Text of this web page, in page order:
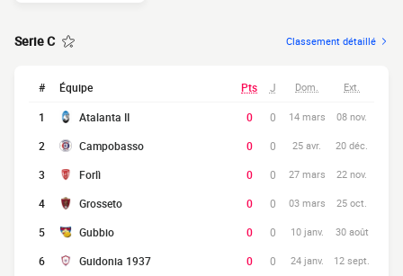
Serie C Classement détaillé
# Équipe Pts J Dom. Ext.
1 Atalanta II 0 0 14 mars 08 nov.
2 Campobasso 0 0 25 avr. 20 déc.
3 Forlì 0 0 27 mars 22 nov.
4 Grosseto 0 0 03 mars 25 oct.
5 Gubbio 0 0 10 janv. 30 août
6 Guidonia 1937 0 0 24 janv. 12 sept.